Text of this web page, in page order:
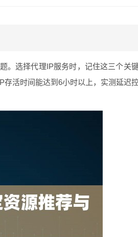
。选择代理IP服务时，记住这三个关
存活时间能达到6小时以上，实测延迟